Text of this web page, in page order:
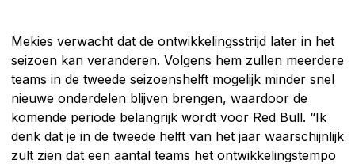
Mekies verwacht dat de ontwikkelingsstrijd later in het
seizoen kan veranderen. Volgens hem zullen meerdere
teams in de tweede seizoenshelft mogelijk minder snel
nieuwe onderdelen blijven brengen, waardoor de
komende periode belangrijk wordt voor Red Bull. “Ik
denk dat je in de tweede helft van het jaar waarschijnlijk
zult zien dat een aantal teams het ontwikkelingstempo